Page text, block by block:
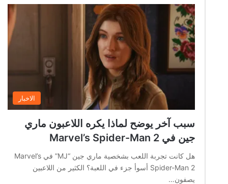
الاخبار
سبب آخر يوضح لماذا يكره اللاعبون ماري
جين في Marvel’s Spider-Man 2
هل كانت تجربة اللعب بشخصية ماري جين “MJ” في Marvel’s
Spider-Man 2 أسوأ جزء في اللعبة؟ الكثير من اللاعبين
يصفون…